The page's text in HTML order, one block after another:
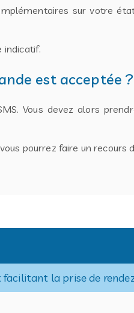
sur votre
indicatif.
est acceptée ?
Vous devez alors
pourrez faire un recours
la prise de